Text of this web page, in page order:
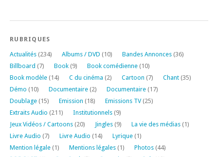
RUBRIQUES
Actualités (234) Albums / DVD (10) Bandes Annonces (36)
Billboard (7) Book (9) Book comédienne (10)
Book modèle (14) C du cinéma (2) Cartoon (7) Chant (35)
Démo (10) Documentaire (2) Documentaire (17)
Doublage (15) Emission (18) Emissions TV(25)
Extraits Audio (211) Institutionnels (9)
Jeux Vidéos / Cartoons (20) Jingles (9) La vie des médias (1)
Livre Audio (7) Livre Audio (14) Lyrique (1)
Mention légale (1) Mentions légales (1) Photos (44)